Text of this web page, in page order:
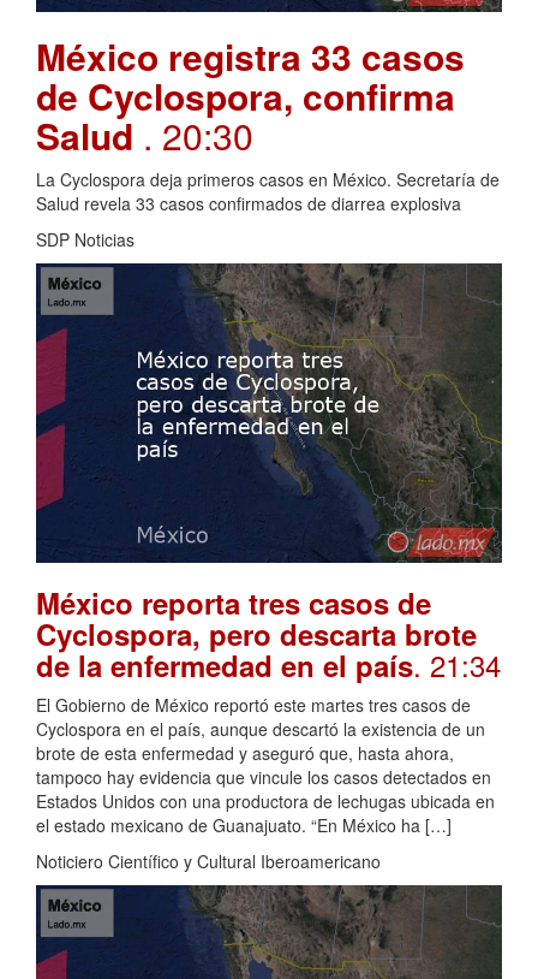
México registra 33 casos
de Cyclospora, confirma
Salud . 20:30
La Cyclospora deja primeros casos en México. Secretaría de
Salud revela 33 casos confirmados de diarrea explosiva
SDP Noticias
México reporta tres casos de
Cyclospora, pero descarta brote
de la enfermedad en el país. 21:34
El Gobierno de México reportó este martes tres casos de
Cyclospora en el país, aunque descartó la existencia de un
brote de esta enfermedad y aseguró que, hasta ahora,
tampoco hay evidencia que vincule los casos detectados en
Estados Unidos con una productora de lechugas ubicada en
el estado mexicano de Guanajuato. “En México ha […]
Noticiero Científico y Cultural Iberoamericano